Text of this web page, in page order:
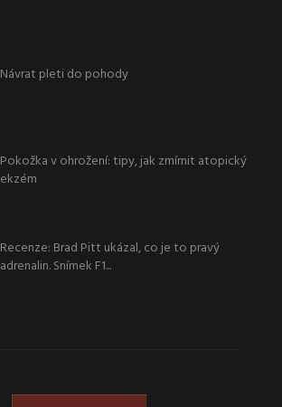
Návrat pleti do pohody
Pokožka v ohrožení: tipy, jak zmírnit atopický
ekzém
Recenze: Brad Pitt ukázal, co je to pravý
adrenalin. Snímek F1...